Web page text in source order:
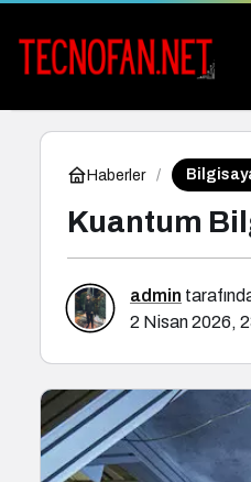
Haberler
Kuantum
admin
2 Nisan 2026,